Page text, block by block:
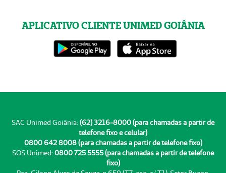
APLICATIVO CLIENTE UNIMED GOIÂNIA
SAC Unimed Goiânia: (62) 3216-8000 (para chamadas a partir de
telefone fixo e celular)
0800 642 8008 (para chamadas a partir de telefone fixo)
SOS Unimed: 0800 725 5555 (para chamadas a partir de telefone
fixo)